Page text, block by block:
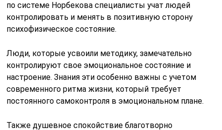
по системе Норбекова специалисты учат людей
контролировать и менять в позитивную сторону
психофизическое состояние.
Люди, которые усвоили методику, замечательно
контролируют свое эмоциональное состояние и
настроение. Знания эти особенно важны с учетом
современного ритма жизни, который требует
постоянного самоконтроля в эмоциональном плане.
Также душевное спокойствие благотворно